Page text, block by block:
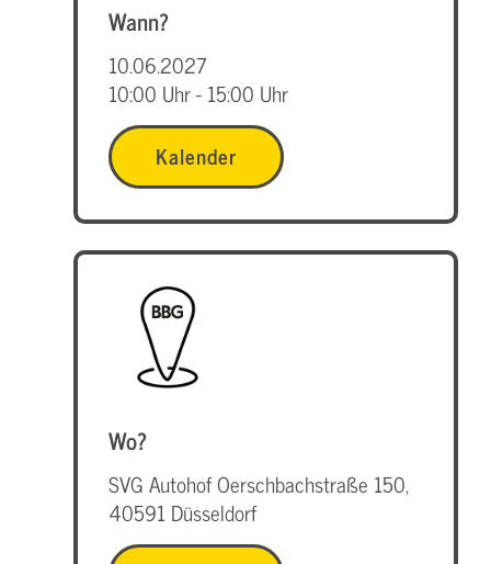
Wann?
10.06.2027
10:00 Uhr - 15:00 Uhr
Kalender
Wo?
SVG Autohof Oerschbachstraße 150,
40591 Düsseldorf